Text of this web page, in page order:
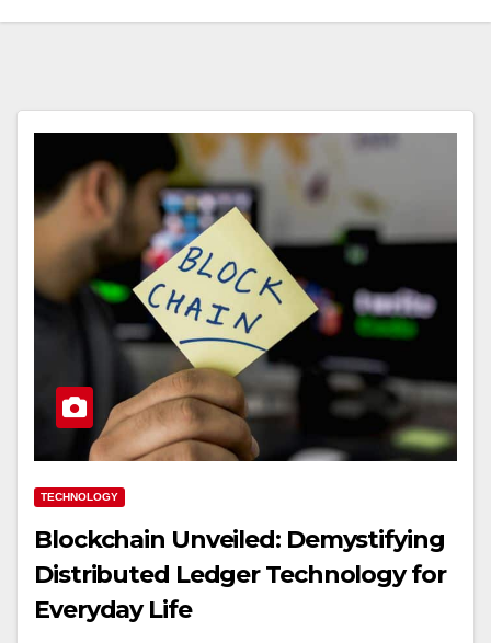
TECHNOLOGY
Blockchain Unveiled: Demystifying
Distributed Ledger Technology for
Everyday Life